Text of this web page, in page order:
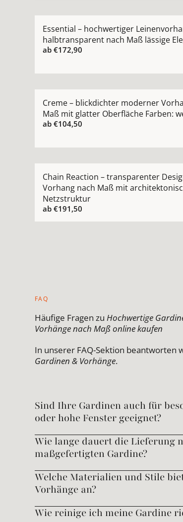
Essential – hochwertiger
halbtransparent nach Maß lässige
ab €172,90
Creme – blickdichter moderner
Maß mit glatter Oberfläche Farben:
ab €104,50
Chain Reaction – transparenter
Vorhang nach Maß mit
Netzstruktur
ab €191,50
FAQ
Häufige Fragen zu Hochwertige
Vorhänge nach Maß online kaufen
In unserer FAQ-Sektion beantworten
Gardinen & Vorhänge.
Sind Ihre Gardinen auch für
oder hohe Fenster geeignet?
Wie lange dauert die Lieferung
maßgefertigten Gardine?
Welche Materialien und Stile
Vorhänge an?
Wie reinige ich meine Gardine